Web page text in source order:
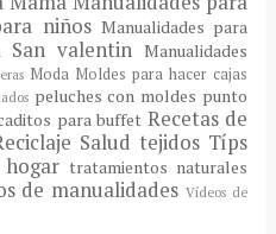
niños Manualidades para
San valentinManualidades
Moda Moldes para hacer cajas
peluches con moldes punto
para buffet Recetas de
Saludtejidos Típs
tratamientos naturales
de manualidadesVídeos de